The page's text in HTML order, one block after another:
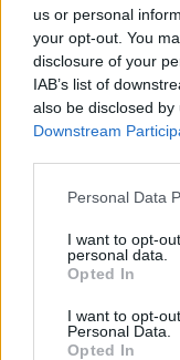
us or personal
your opt-out. You
disclosure of your
IAB’s list of
also be disclosed
Downstream
Personal Data
I want to opt-
personal data.
Opted In
I want to opt-
Personal Data.
Opted In
Παλαιό
σούπερ
υπαλλήλου
15
έζησε μια
Φάληρο στα χέρια
στο...